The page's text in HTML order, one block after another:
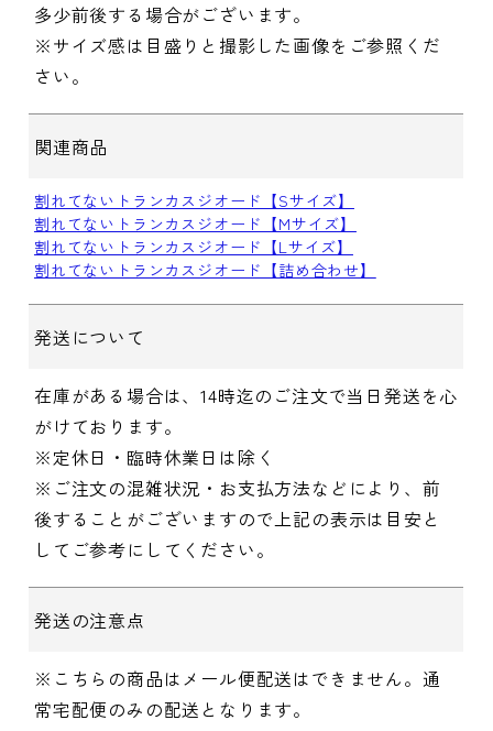
多少前後する場合がございます。
※サイズ感は目盛りと撮影した画像をご参照くだ
さい。
関連商品
割れてないトランカスジオード【Sサイズ】
割れてないトランカスジオード【Mサイズ】
割れてないトランカスジオード【Lサイズ】
割れてないトランカスジオード【詰め合わせ】
発送について
在庫がある場合は、14時迄のご注文で当日発送を心
がけております。
※定休日・臨時休業日は除く
※ご注文の混雑状況・お支払方法などにより、前
後することがございますので上記の表示は目安と
してご参考にしてください。
発送の注意点
※こちらの商品はメール便配送はできません。通
常宅配便のみの配送となります。